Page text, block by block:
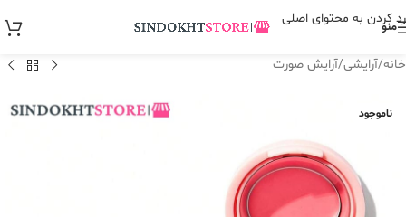
رد کردن به محتوای اصلی
منو
خانه/آرایشی/آرایش صورت
ناموجود